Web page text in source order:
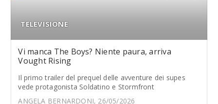
TELEVISIONE
Vi manca The Boys? Niente paura, arriva
Vought Rising
Il primo trailer del prequel delle avventure dei supes
vede protagonista Soldatino e Stormfront
ANGELA BERNARDONI, 26/05/2026